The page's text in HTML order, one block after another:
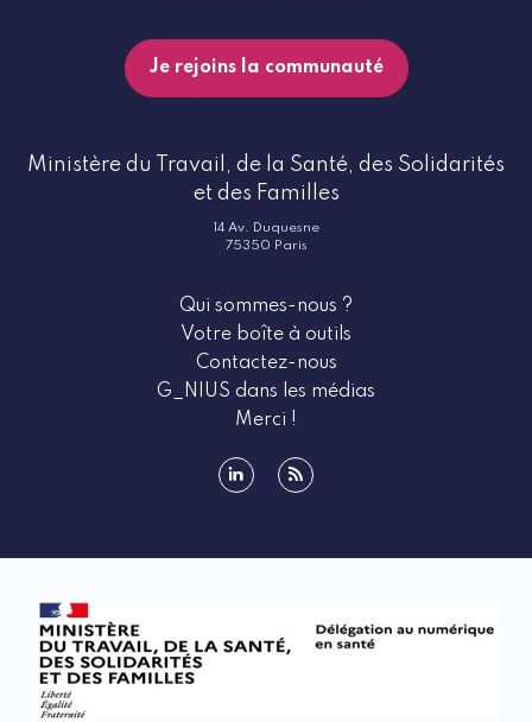
Je rejoins la communauté
Ministère du Travail, de la Santé, des Solidarités
et des Familles
14 Av. Duquesne
75350 Paris
Qui sommes-nous ?
Votre boîte à outils
Contactez-nous
G_NIUS dans les médias
Merci !